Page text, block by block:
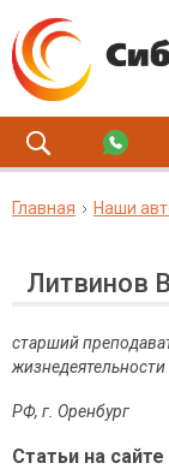
Главная Наши
Литвинов
старший
РФ, г. Оренбург
Статьи на